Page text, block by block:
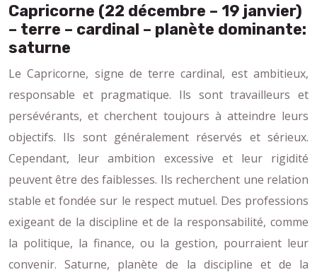
Capricorne (22 décembre – 19 janvier)
– terre – cardinal – planète dominante:
saturne
Le Capricorne, signe de terre cardinal, est ambitieux,
responsable et pragmatique. Ils sont travailleurs et
persévérants, et cherchent toujours à atteindre leurs
objectifs. Ils sont généralement réservés et sérieux.
Cependant, leur ambition excessive et leur rigidité
peuvent être des faiblesses. Ils recherchent une relation
stable et fondée sur le respect mutuel. Des professions
exigeant de la discipline et de la responsabilité, comme
la politique, la finance, ou la gestion, pourraient leur
convenir. Saturne, planète de la discipline et de la